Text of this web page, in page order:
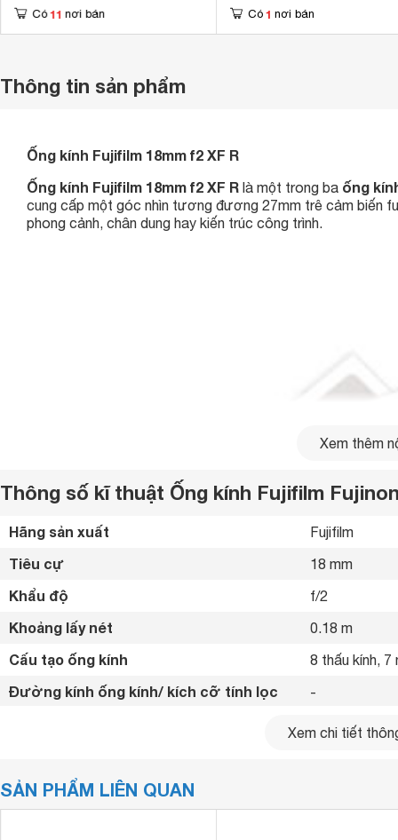
Có 11 nơi bán Có 1 nơi bán
Thông tin sản phẩm
Ống kính Fujifilm 18mm f2 XF R
Ống kính Fujifilm 18mm f2 XF R là một trong ba ống
cung cấp một góc nhìn tương đương 27mm trê cảm biến
phong cảnh, chân dung hay kiến trúc công trình.
Xem thêm
Thông số kĩ thuật Ống kính Fujifilm
Hãng sản xuất Fujifilm
Tiêu cự 18 mm
Khẩu độ f/2
Khoảng lấy nét 0.18 m
Cấu tạo ống kính 8 thấu kính, 7
Đường kính ống kính/ kích cỡ tính lọc -
116 g
Tính năng
Xem chi tiết
SẢN PHẨM LIÊN QUAN